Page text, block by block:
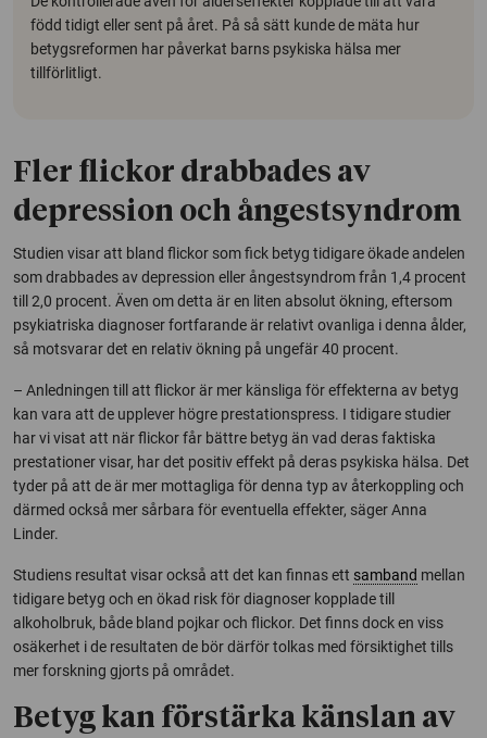
född tidigt eller sent på året. På så sätt kunde de mäta hur
betygsreformen har påverkat barns psykiska hälsa mer
tillförlitligt.
Fler flickor drabbades av
depression och ångestsyndrom
Studien visar att bland flickor som fick betyg tidigare ökade andelen
som drabbades av depression eller ångestsyndrom från 1,4 procent
till 2,0 procent. Även om detta är en liten absolut ökning, eftersom
psykiatriska diagnoser fortfarande är relativt ovanliga i denna ålder,
så motsvarar det en relativ ökning på ungefär 40 procent.
– Anledningen till att flickor är mer känsliga för effekterna av betyg
kan vara att de upplever högre prestationspress. I tidigare studier
har vi visat att när flickor får bättre betyg än vad deras faktiska
prestationer visar, har det positiv effekt på deras psykiska hälsa. Det
tyder på att de är mer mottagliga för denna typ av återkoppling och
därmed också mer sårbara för eventuella effekter, säger Anna
Linder.
Studiens resultat visar också att det kan finnas ett samband mellan
tidigare betyg och en ökad risk för diagnoser kopplade till
alkoholbruk, både bland pojkar och flickor. Det finns dock en viss
osäkerhet i de resultaten de bör därför tolkas med försiktighet tills
mer forskning gjorts på området.
Betyg kan förstärka känslan av